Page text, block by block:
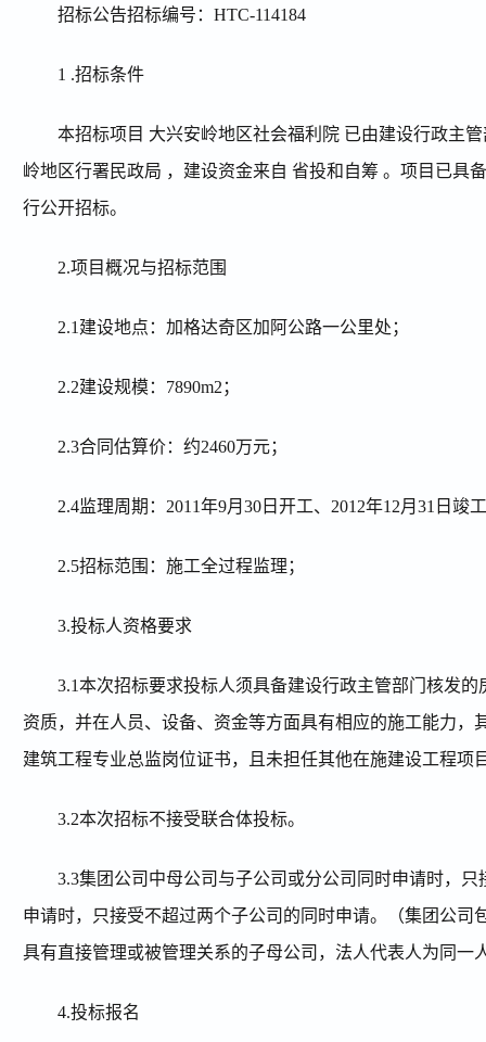
招标公告招标编号： HTC-114184
1 .招标条件
本招标项目 大兴安岭地区社会福利院 已由建设行政主
岭地区行署民政局 ，建设资金来自 省投和自筹 。项目已具
行公开招标。
2.项目概况与招标范围
2.1 建设地点：加格达奇区加阿公路一公里处；
2.2建设规模： 7890m2 ；
2.3合同估算价：约2460万元；
2.4监理周期： 2011年9月 30 日开工、 2012年12月 31 日竣
2.5招标范围：施工全过程监理；
3.投标人资格要求
3.1本次招标要求投标人须具备建设行政主管部门核发
资质，并在人员、设备、资金等方面具有相应的施工能力，
建筑工程专业总监岗位证书，且未担任其他在施建设工程项
3.2本次招标不接受联合体投标。
3.3集团公司中母公司与子公司或分公司同时申请时，
申请时，只接受不超过两个子公司的同时申请。（集团公司
具有直接管理或被管理关系的子母公司，法人代表人为同一
4.投标报名